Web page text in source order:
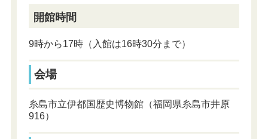
開館時間
9時から17時（入館は16時30分まで）
会場
糸島市立伊都国歴史博物館（福岡県糸島市井原
916）